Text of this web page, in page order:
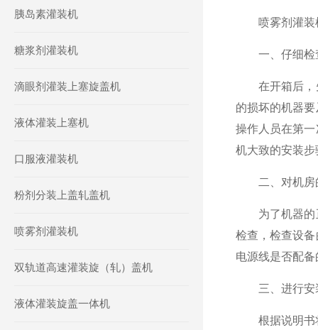
胰岛素灌装机
糖浆剂灌装机
滴眼剂灌装上塞旋盖机
液体灌装上塞机
口服液灌装机
粉剂分装上盖轧盖机
喷雾剂灌装机
双轨道高速灌装旋（轧）盖机
液体灌装旋盖一体机
喷雾剂灌装
一、仔细检
在开箱后，先
的损坏的机器
操作人员在第
机大致的安装
二、对机房
为了机器的正
检查，检查设
电源线是否配
三、进行安
根据说明书将